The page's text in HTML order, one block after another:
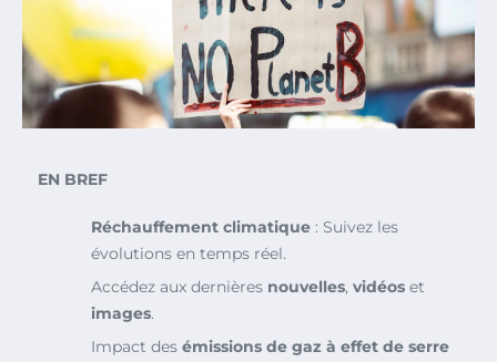
EN BREF
Réchauffement climatique : Suivez les
évolutions en temps réel.
Accédez aux dernières nouvelles, vidéos et
images.
Impact des émissions de gaz à effet de serre